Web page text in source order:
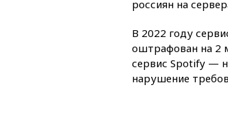
россиян на
В 2022 году
оштрафован на 2
сервис Spotify —
нарушение